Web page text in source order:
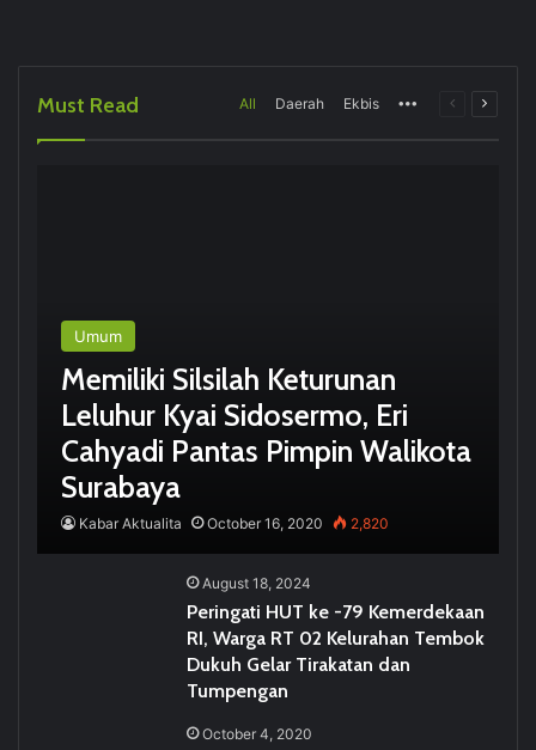
Must Read All Daerah Ekbis More Previous
Umum
Memiliki Silsilah Keturunan
Leluhur Kyai Sidosermo, Eri
Cahyadi Pantas Pimpin Walikota
Surabaya
Kabar Aktualita October 16, 2020 2,820
August 18, 2024
Peringati HUT ke -79 Kemerdekaan
RI, Warga RT 02 Kelurahan Tembok
Dukuh Gelar Tirakatan dan
Tumpengan
October 4, 2020